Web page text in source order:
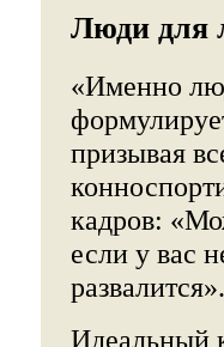
Люди для
«Именно
призывая
кадров:
если у вас
развалится».
Идеальный